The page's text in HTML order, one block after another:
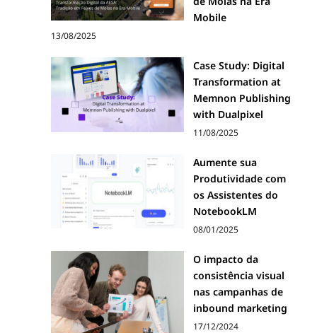
Mobile
13/08/2025
Case Study: Digital
Transformation at
Memnon Publishing
with Dualpixel
11/08/2025
Aumente sua
Produtividade com
os Assistentes do
NotebookLM
08/01/2025
O impacto da
consistência visual
nas campanhas de
inbound marketing
17/12/2024